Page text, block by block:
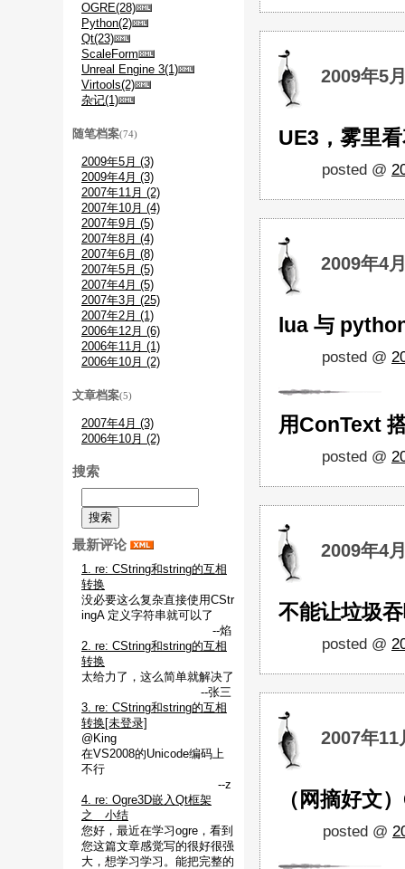
2009年5
UE3，雾里
posted @
2009年4
lua 与
posted @
用ConText
posted @
2009年4
不能让垃圾
posted @
2007年11
（网摘好文
posted @
OGRE(28)
Python(2)
Qt(23)
ScaleForm
Unreal Engine 3(1)
Virtools(2)
杂记(1)
随笔档案(74)
2009年5月 (3)
2009年4月 (3)
2007年11月 (2)
2007年10月 (4)
2007年9月 (5)
2007年8月 (4)
2007年6月 (8)
2007年5月 (5)
2007年4月 (5)
2007年3月 (25)
2007年2月 (1)
2006年12月 (6)
2006年11月 (1)
2006年10月 (2)
文章档案(5)
2007年4月 (3)
2006年10月 (2)
搜索
最新评论
1. re: CString和string的互相
转换
没必要这么复杂直接使用CStr
ingA 定义字符串就可以了
--焰
2. re: CString和string的互相
转换
太给力了，这么简单就解决了
--张三
3. re: CString和string的互相
转换[未登录]
@King
在VS2008的Unicode编码上
不行
--z
4. re: Ogre3D嵌入Qt框架
之 小结
您好，最近在学习ogre，看到
您这篇文章感觉写的很好很强
大，想学习学习。能把完整的